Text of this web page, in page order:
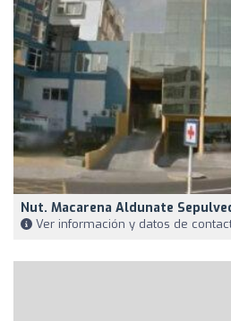
Nut. Macarena Aldunate
Ver información y datos de